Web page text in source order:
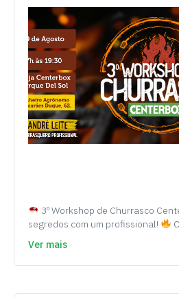
3º Workshop de Churrasco
segredos com um profissional!
Ver mais